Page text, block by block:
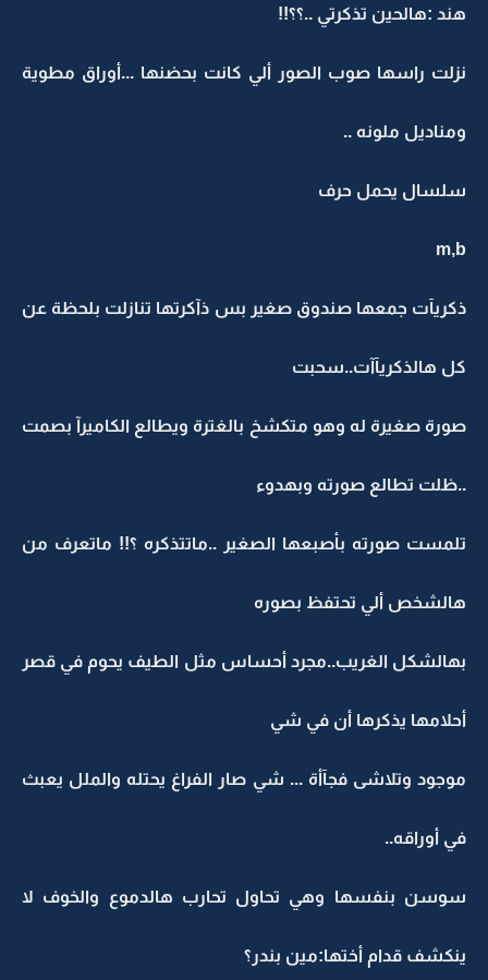
هند :هالحين تذكرتي ..؟؟!!
نزلت راسها صوب الصور ألي كانت بحضنها ...أوراق مطوية
ومناديل ملونه ..
سلسال يحمل حرف
m,b
ذكريآت جمعها صندوق صغير بس ذآكرتها تنازلت بلحظة عن
كل هالذكريآآت..سحبت
صورة صغيرة له وهو متكشخ بالغترة ويطالع الكاميرآ بصمت
..ظلت تطالع صورته وبهدوء
تلمست صورته بأصبعها الصغير ..ماتتذكره ؟!! ماتعرف من
هالشخص ألي تحتفظ بصوره
بهالشكل الغريب..مجرد أحساس مثل الطيف يحوم في قصر
أحلامها يذكرها أن في شي
موجود وتلاشى فجآأة ... شي صار الفراغ يحتله والملل يعبث
في أوراقه..
سوسن بنفسها وهي تحاول تحارب هالدموع والخوف لا
ينكشف قدام أختها:مين بندر؟